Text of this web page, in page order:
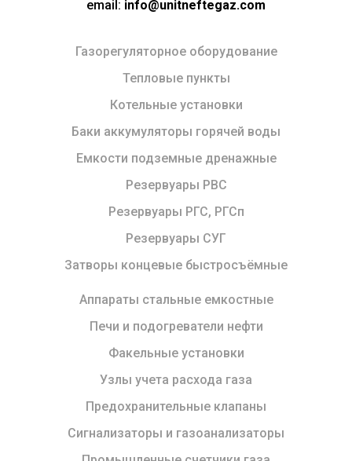
email: info@unitneftegaz.com
Газорегуляторное оборудование
Тепловые пункты
Котельные установки
Баки аккумуляторы горячей воды
Емкости подземные дренажные
Резервуары РВС
Резервуары РГС, РГСп
Резервуары СУГ
Затворы концевые быстросъёмные
Аппараты стальные емкостные
Печи и подогреватели нефти
Факельные установки
Узлы учета расхода газа
Предохранительные клапаны
Сигнализаторы и газоанализаторы